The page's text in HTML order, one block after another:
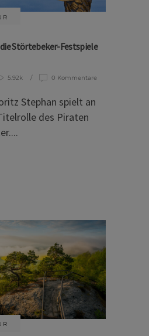
Störtebeker-Festspiele
5.92k 0 Kommentare
Stephan spielt an
des Piraten